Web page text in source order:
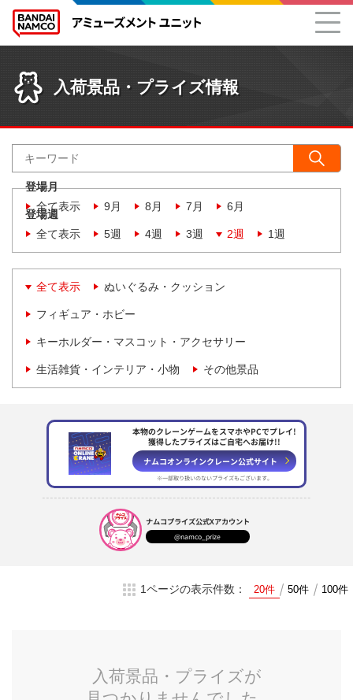
入荷景品・プライズ情報
登場月
全て表示
9月 8月 7月 6月
登場週
全て表示
5週 4週 3週 2週 1週
全て表示 ぬいぐるみ・クッション
フィギュア・ホビー
キーホルダー・マスコット・アクセサリー
生活雑貨・インテリア・小物 その他景品
本物のクレーンゲームをスマホやPCでプレイ!
獲得したプライズはご自宅へお届け!!
ナムコオンラインクレーン公式サイト
※一部取り扱いのないプライズもございます。
ナムコプライズ公式Xアカウント
@namco_prize
1ページの表示件数： 20件 50件 100件